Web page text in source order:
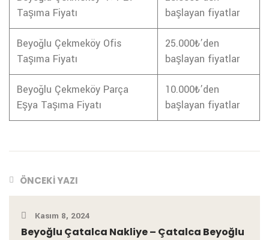
Taşıma Fiyatı
başlayan fiyatlar
Beyoğlu Çekmeköy Ofis
Taşıma Fiyatı
25.000₺’den
başlayan fiyatlar
Beyoğlu Çekmeköy Parça
Eşya Taşıma Fiyatı
10.000₺’den
başlayan fiyatlar
ÖNCEKI YAZI
Kasım 8, 2024
Beyoğlu Çatalca Nakliye – Çatalca Beyoğlu